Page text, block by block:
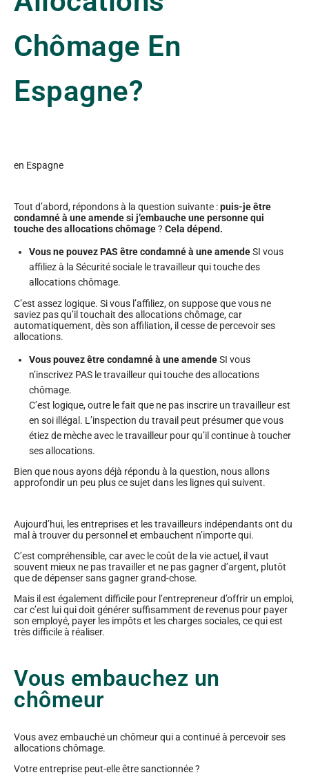
Chômage En
Espagne?
en Espagne
Tout d’abord, répondons à la question suivante :puis-je être
condamné à une amende si j’embauche une personne qui
touche des allocations chômage? Cela dépend.
Vous ne pouvez PAS être condamné à une amendeSI vous
affiliez à la Sécurité sociale le travailleur qui touche des
allocations chômage.
C’est assez logique. Si vous l’affiliez, on suppose que vous ne
saviez pas qu’il touchait des allocations chômage, car
automatiquement, dès son affiliation, il cesse de percevoir ses
allocations.
Vous pouvez être condamné à une amendeSI vous
n’inscrivez PAS le travailleur qui touche des allocations
chômage.
C’est logique, outre le fait que ne pas inscrire un travailleur est
en soi illégal. L’inspection du travail peut présumer que vous
étiez de mèche avec le travailleur pour qu’il continue à toucher
ses allocations.
Bien que nous ayons déjà répondu à la question, nous allons
approfondir un peu plus ce sujet dans les lignes qui suivent.
Aujourd’hui, les entreprises et les travailleurs indépendants ont du
mal à trouver du personnel et embauchent n’importe qui.
C’est compréhensible, car avec le coût de la vie actuel, il vaut
souvent mieux ne pas travailler et ne pas gagner d’argent, plutôt
que de dépenser sans gagner grand-chose.
Mais il est également difficile pour l’entrepreneur d’offrir un emploi,
car c’est lui qui doit générer suffisamment de revenus pour payer
son employé, payer les impôts et les charges sociales, ce qui est
très difficile à réaliser.
Vous embauchez un
chômeur
Vous avez embauché un chômeur qui a continué à percevoir ses
allocations chômage.
Votre entreprise peut-elle être sanctionnée ?